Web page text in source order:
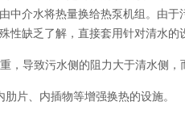
介水将热量换给热泵机组。由
缺乏了解，直接套用针对清水的
导致污水侧的阻力大于清水侧，
片、内插物等增强换热的设施。